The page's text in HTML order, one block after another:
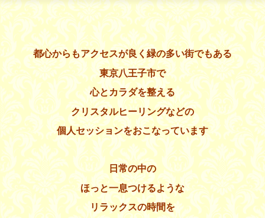
都心からもアクセスが良く緑の多い街でもある
東京八王子市で
心とカラダを整える
クリスタルヒーリングなどの
個人セッションをおこなっています
日常の中の
ほっと一息つけるような
リラックスの時間を